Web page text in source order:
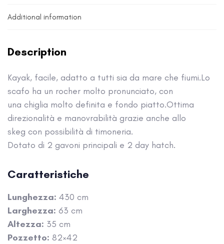
Additional information
Description
Kayak, facile, adatto a tutti sia da mare che fiumi.Lo
scafo ha un rocher molto pronunciato, con
una chiglia molto definita e fondo piatto.Ottima
direzionalità e manovrabilità grazie anche allo
skeg con possibilità di timoneria.
Dotato di 2 gavoni principali e 2 day hatch.
Caratteristiche
Lunghezza: 430 cm
Larghezza: 63 cm
Altezza: 35 cm
Pozzetto: 82×42